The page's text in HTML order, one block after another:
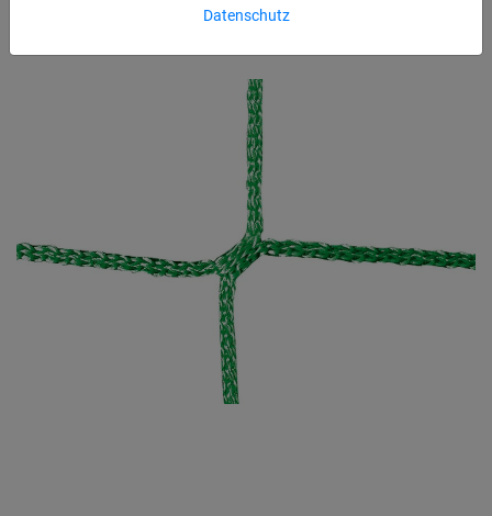
Datenschutz